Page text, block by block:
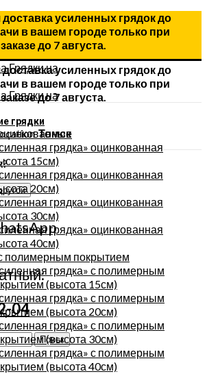
усиленных грядок до
в вашем городе только при
заказе до 7 августа.
усиленных грядок до
в вашем городе только при
заказе до 7 августа.
Томск
04
Поиск
грядки
грядка» оцинкованная
15см)
грядка» оцинкованная
20см)
грядка» оцинкованная
30см)
грядка» оцинкованная
40см)
полимерным покрытием
грядка» с полимерным
(высота 15см)
грядка» с полимерным
(высота 20см)
грядка» с полимерным
(высота 30см)
грядка» с полимерным
(высота 40см)